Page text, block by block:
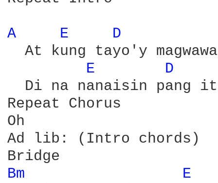
A E
D
At kung tayo'y
E
D
Di na nanaisin pang
Repeat Chorus
Oh
Ad lib: (Intro chords)
Bm
E